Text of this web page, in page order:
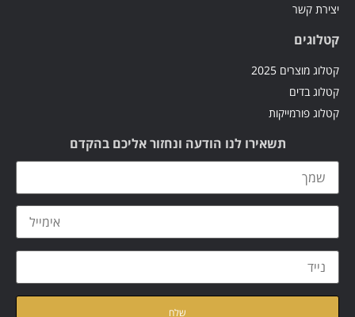
יצירת קשר
קטלוגים
קטלוג מוצרים 2025
קטלוג בדים
קטלוג פורמייקות
תשאירו לנו הודעה ונחזור אליכם בהקדם